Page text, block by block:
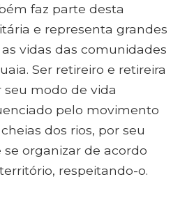
faz parte desta
e representa grandes
vidas das comunidades
Ser retireiro e retireira
modo de vida
pelo movimento
dos rios, por seu
se organizar de acordo
respeitando-o.